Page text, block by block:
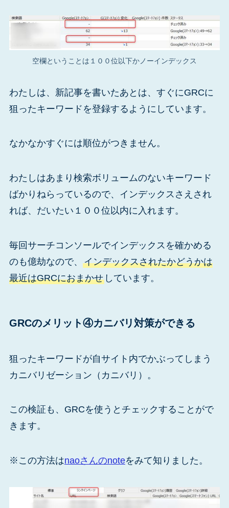
空欄ということは１００位以下かノーインデックス
わたしは、新記事を書いたあとは、すぐにGRCに
狙ったキーワードを登録するようにしています。
なかなかすぐには順位がつきません。
わたしはあまり検索ボリュームのないキーワード
ばかりねらっているので、インデックスさえされ
れば、だいたい１００位以内に入れます。
毎回サーチコンソールでインデックスを確かめる
のも億劫なので、 インデックスされたかどうかは
最近はGRCにおまかせしています。
GRCのメリット④カニバリ対策ができる
狙ったキーワードが自サイト内でかぶってしまう
カニバリゼーション（カニバリ）。
この検証も、GRCを使うとチェックすることがで
きます。
※この方法はnaoさんのnoteをみて知りました。